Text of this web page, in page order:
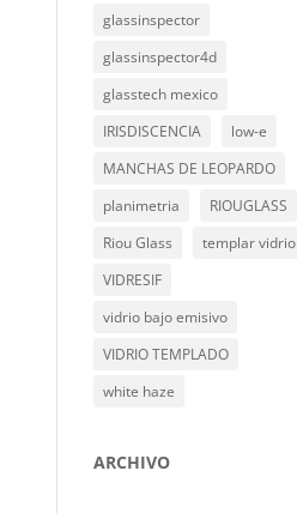
glassinspector
glassinspector4d
glasstech mexico
IRISDISCENCIA
low-e
MANCHAS DE LEOPARDO
planimetria
RIOUGLASS
Riou Glass
templar vidrio
VIDRESIF
vidrio bajo emisivo
VIDRIO TEMPLADO
white haze
ARCHIVO